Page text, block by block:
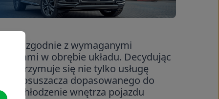
zgodnie z wymaganymi
w obrębie układu. Decydując
otrzymuje się nie tylko usługę
osuszacza dopasowanego do
chłodzenie wnętrza pojazdu